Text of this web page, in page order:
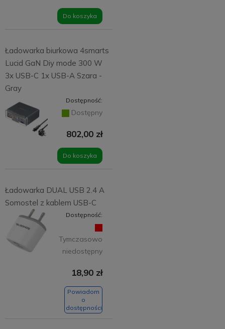
Do koszyka
Ładowarka biurkowa 4smarts
Lucid GaN Diy mode 300 W
3x USB-C 1x USB-A Szara -
Gray
Dostępność:
Dostępny
802,00 zł
Do koszyka
Ładowarka DUAL USB 2.4 A
Somostel z kablem USB-C
Dostępność:
Tymczasowo
niedostępny
18,90 zł
Powiadom
o
dostępności